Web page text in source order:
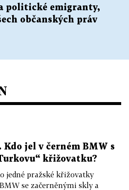
politické emigranty,
občanských práv
Kdo jel v černém BMW s
křižovatku?
jedné pražské křižovatky
se začerněnými skly a